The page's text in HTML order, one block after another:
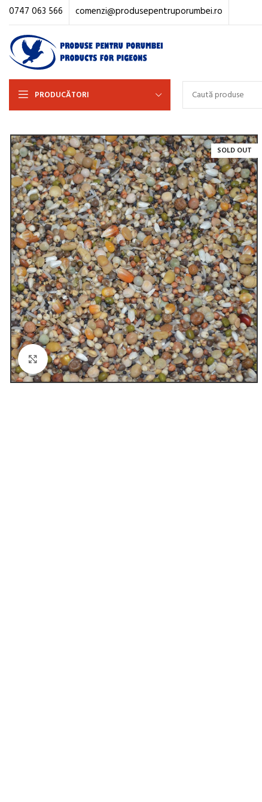
0747 063 566 comenzi@produsepentruporumbei.ro
PRODUCĂTORI
SOLD OUT
Click to enlarge